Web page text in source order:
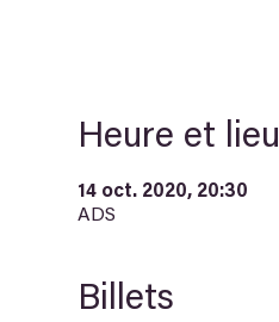
Heure et lieu
14 oct. 2020, 20:30
ADS
Billets